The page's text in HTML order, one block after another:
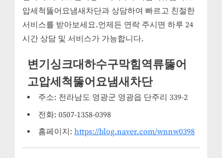
압세척뚫어요냄새차단과 상담하여 빠르고 친절한
서비스를 받아보세요.언제든 연락 주시면 하루 24
시간 상담 및 서비스가 가능합니다.
변기싱크대하수구막힘역류뚫어
고압세척뚫어요냄새차단
주소: 전라남도 영광군 영광읍 단주리 339-2
전화: 0507-1358-0398
홈페이지: https://blog.naver.com/wnnw0398